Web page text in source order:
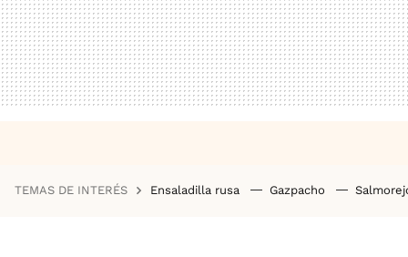
TEMAS DE INTERÉS Ensaladilla rusa Gazpacho